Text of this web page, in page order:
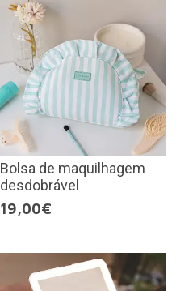
Bolsa de maquilhagem
desdobrável
19,00€